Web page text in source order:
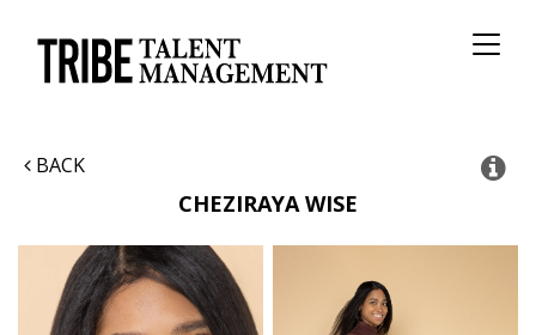
BACK
CHEZIRAYA WISE